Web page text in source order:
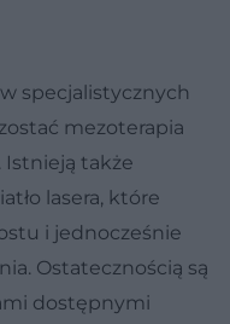
specjalistycznych
mezoterapia
Istnieją także
lasera, które
i jednocześnie
Ostatecznością są
dostępnymi